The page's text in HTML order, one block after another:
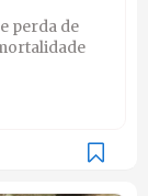
perda de